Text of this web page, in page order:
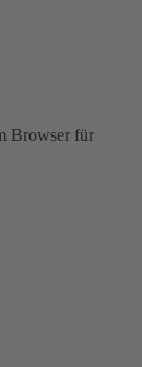
Browser für